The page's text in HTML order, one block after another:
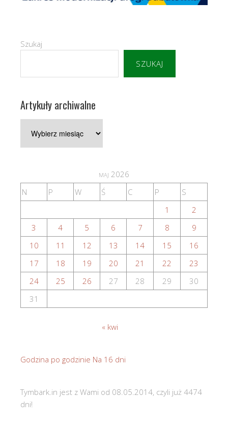
Szukaj
SZUKAJ
Artykuły archiwalne
archiwalne
maj 2026
N
P W Ś C P
S
1
2
3
4 5 6 7 8
9
10
11 12 13 14 15
16
17
18 19 20 21 22
23
24
25 26 27 28 29
30
31
« kwi
Godzina po godzinie Na 16 dni
Tymbark.in jest z Wami od 08.05.2014, czyli już 4474
dni!